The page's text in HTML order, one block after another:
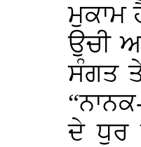
ਮੁਕਾਮ
ਉਚੀ
ਸੰਗਤ
ਦੇ ਧੁਰ